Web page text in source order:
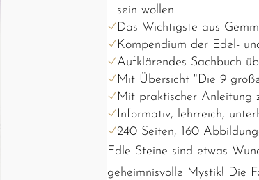
sein wollen
Das Wichtigste aus
Kompendium der Edel-
Aufklärendes Sachbuch
Mit Übersicht "Die 9
Mit praktischer Anleitung
Informativ, lehrreich,
240 Seiten, 160
Edle Steine sind etwas
geheimnisvolle Mystik! Die